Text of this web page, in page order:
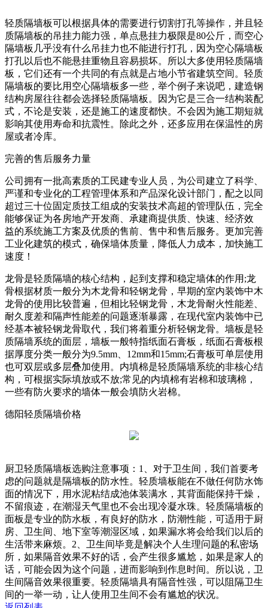
轻质隔墙板可以根据具体的需要进行切割打孔等操作，并且轻
质隔墙板的吊挂力能力强，单点悬挂力极限是80公斤，而空心
隔墙板几乎没有什么吊挂力也不能进行打孔，因为空心隔墙板
打孔以后也不能悬挂重物且容易损坏。所以大多使用轻质隔墙
板，它们还有一个共同的有点就是占地小节省建筑空间。轻质
隔墙板的要比用空心隔墙板多一些，举个例子来说吧，建造钢
结构房屋往往都会选择轻质隔墙板。因为它是三合一结构装配
式，不论是安装，还是施工的速度都快。不会因为施工期短就
影响其使用寿命和抗震性。除此之外，还多应用在保温性的房
屋或者冷库。
完善的售后服务力量
公司拥有一批高素质的工民建专业人员，为公司建立了科学、
严谨和专业化的工程管理体系和产品深化设计部门，配之以同
超过三十位固定质技工组成的安装技术高超的管理队伍，完全
能够保证为各房地产开发商、承建商提供质、快速、经济效
益的系统施工方案及优质的售前、售中和售后服务。更加完善
工业化建筑的模式，确保墙体质量，降低人力成本，加快施工
速度！
龙骨是轻质隔墙的核心结构，起到支撑和稳定墙体的作用;龙
骨根据材质一般分为木龙骨和轻钢龙骨，早期的室内装饰中木
龙骨的使用比较普遍，但相比轻钢龙骨，木龙骨耐火性能差、
耐久度差和隔声性能差的问题逐渐暴露，在现代室内装饰中已
经基本被轻钢龙骨取代，我们将着重分析轻钢龙骨。墙板是轻
质隔墙系统的面层，墙板一般特指纸面石膏板，纸面石膏板根
据厚度分类一般分为9.5mm、12mm和15mm;石膏板可单层使用
也可双层或多层叠加使用。内填棉是轻质隔墙系统的非核心结
构，可根据实际填放或不放;常见的内填棉有岩棉和玻璃棉，
一些有防火要求的墙体一般会填防火岩棉。
德阳轻质隔墙价格
厨卫轻质隔墙板选购注意事项：1、对于卫生间，我们首要考
虑的问题就是隔墙板的防水性。轻质墙板能在不做任何防水饰
面的情况下，用水泥粘结成池体装满水，其背面能保持干燥，
不留痕迹，在潮湿天气里也不会出现冷凝水珠。轻质隔墙板的
面板是专业的防水板，有良好的防水，防潮性能，可适用于厨
房、卫生间、地下室等潮湿区域，如果漏水将会给我们以后的
生活带来麻烦。2、卫生间毕竟是解决个人生理问题的私密场
所，如果隔音效果不好的话，会产生很多尴尬，如果是家人的
话，可能会因为这个问题，进而影响到作息时间。所以说，卫
生间隔音效果很重要。轻质隔墙具有隔音性强，可以阻隔卫生
间的一举一动，让人使用卫生间不会有尴尬的状况。